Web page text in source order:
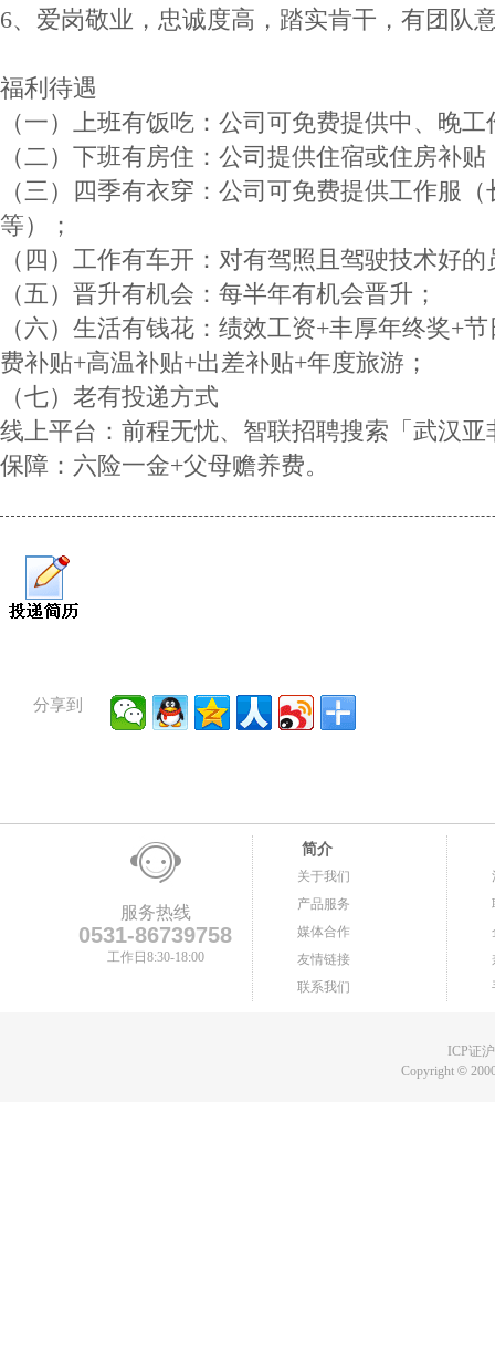
6、爱岗敬业，忠诚度高，踏实肯干，有团队
福利待遇
（一）上班有饭吃：公司可免费提供中、晚工
（二）下班有房住：公司提供住宿或住房补贴
（三）四季有衣穿：公司可免费提供工作服
等）；
（四）工作有车开：对有驾照且驾驶技术好
（五）晋升有机会：每半年有机会晋升；
（六）生活有钱花：绩效工资+丰厚年终奖+
费补贴+高温补贴+出差补贴+年度旅游；
（七）老有投递方式
线上平台：前程无忧、智联招聘搜索「武汉
保障：六险一金+父母赡养费。
分享到
服务热线
0531-86739758
工作日8:30-18:00
简介
关于我们
产品服务
媒体合作
友情链接
联系我们
ICP证
Copyright©